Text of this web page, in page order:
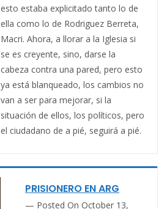
esto estaba explicitado tanto lo de
ella como lo de Rodriguez Berreta,
Macri. Ahora, a llorar a la Iglesia si
se es creyente, sino, darse la
cabeza contra una pared, pero esto
ya está blanqueado, los cambios no
van a ser para mejorar, si la
situación de ellos, los políticos, pero
el ciudadano de a pié, seguirá a pié.
PRISIONERO EN ARG
Posted On October 13,